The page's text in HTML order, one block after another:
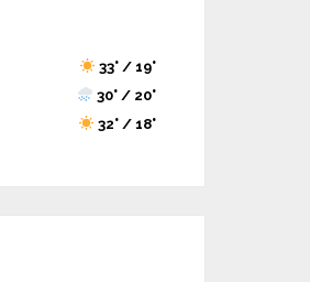
33° / 19°
30° / 20°
32° / 18°